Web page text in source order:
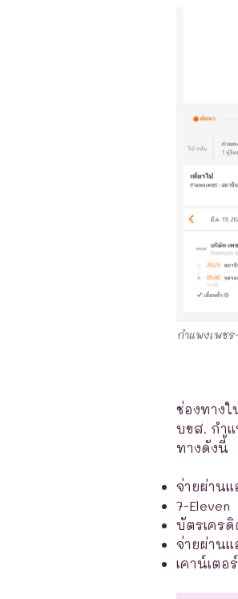
กำแพงเพช
ช่องทางใ
บขส. กำ
ทางดังนี้
จ่ายผ่าน
7-Eleven
บัตรเครดิ
จ่ายผ่านแ
เคาน์เตอ